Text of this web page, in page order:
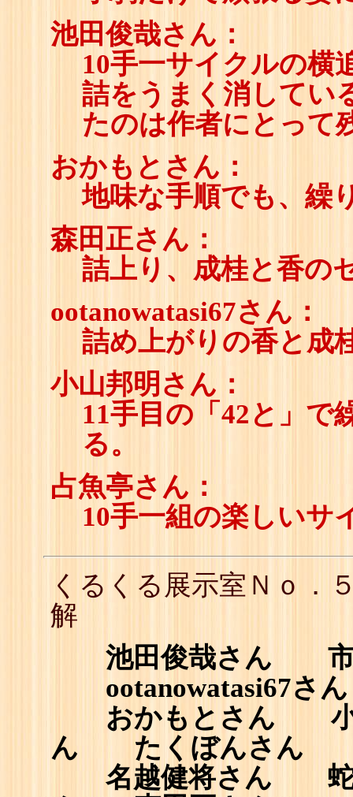
池田俊哉さん：
10手一サイクルの横
詰をうまく消してい
たのは作者にとって
おかもとさん：
地味な手順でも、繰
森田正さん：
詰上り、成桂と香の
ootanowatasi67さん：
詰め上がりの香と成
小山邦明さん：
11手目の「42と」で
る。
占魚亭さん：
10手一組の楽しいサ
くるくる展示室Ｎｏ
解
池田俊哉さん 市
ootanowatasi67さん
おかもとさん 小
ん たくぼんさん
名越健将さん 蛇